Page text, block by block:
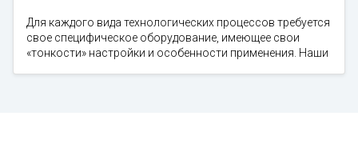
Для каждого вида технологических процессов требуется
свое специфическое оборудование, имеющее свои
«тонкости» настройки и особенности применения. Наши